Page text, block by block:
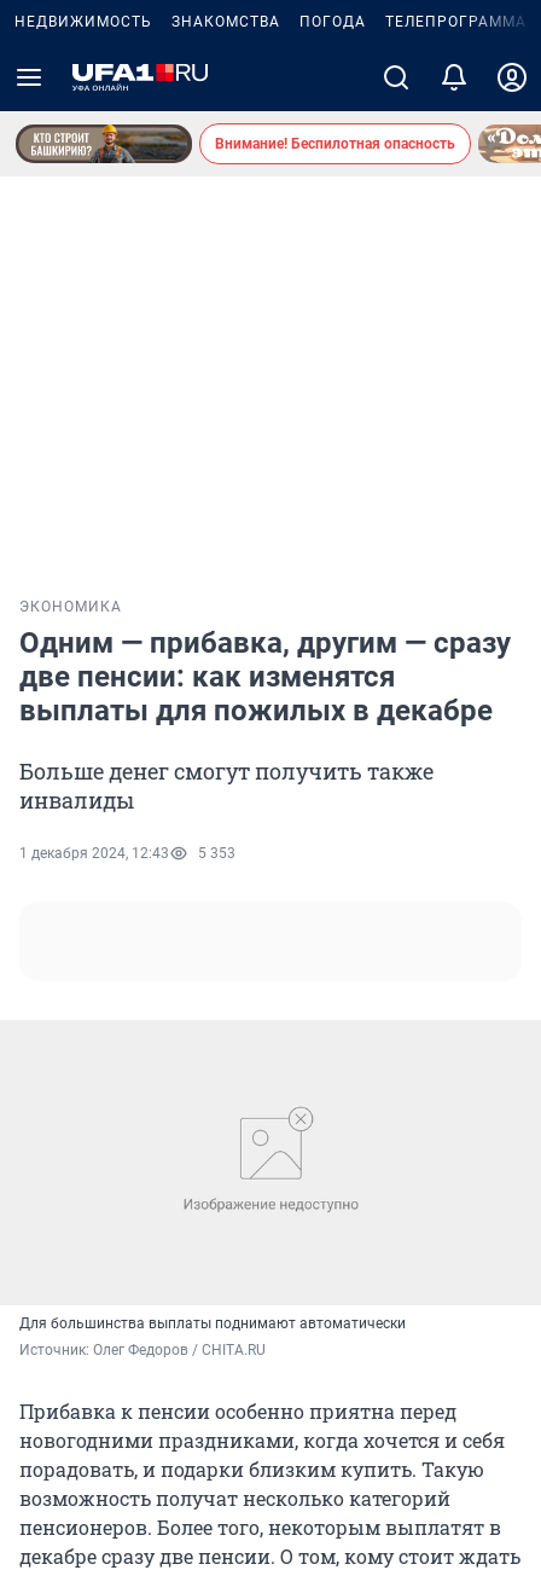
НЕДВИЖИМОСТЬ ЗНАКОМСТВА ПОГОДА ТЕЛЕПРОГРАММА
Внимание! Беспилотная опасность
ЭКОНОМИКА
Одним — прибавка, другим — сразу
две пенсии: как изменятся
выплаты для пожилых в декабре
Больше денег смогут получить также
инвалиды
1 декабря 2024, 12:43 5 353
Для большинства выплаты поднимают автоматически
Источник: Олег Федоров / CHITA.RU
Прибавка к пенсии особенно приятна перед
новогодними праздниками, когда хочется и себя
порадовать, и подарки близким купить. Такую
возможность получат несколько категорий
пенсионеров. Более того, некоторым выплатят в
декабре сразу две пенсии. О том, кому стоит ждать